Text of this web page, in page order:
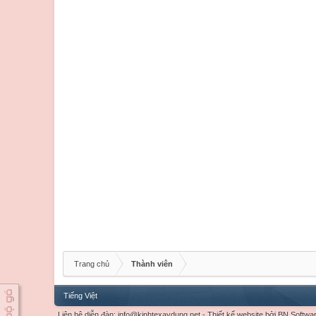
Trang chủ Thành viên
Tiếng Việt